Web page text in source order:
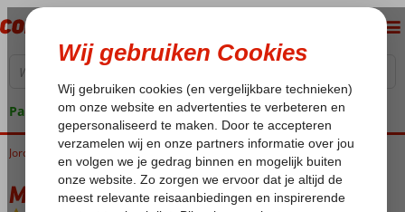
Pakketgarantie
Home
Jordanië Aqaba Movenpick Resort
Movenpick Resort